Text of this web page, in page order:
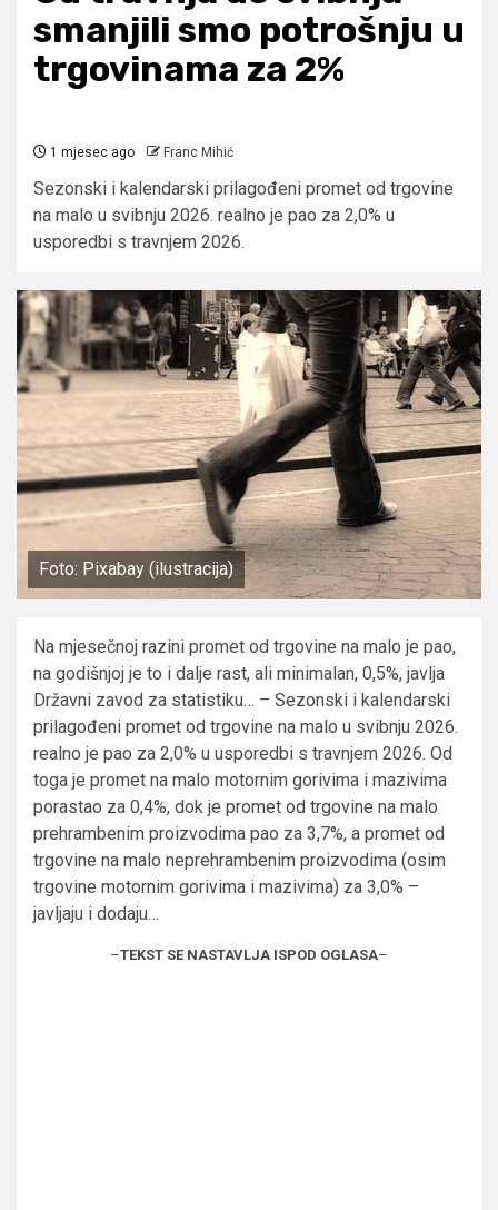
smanjili smo potrošnju u
trgovinama za 2%
1 mjesec ago Franc Mihić
Sezonski i kalendarski prilagođeni promet od trgovine
na malo u svibnju 2026. realno je pao za 2,0% u
usporedbi s travnjem 2026.
Foto: Pixabay (ilustracija)
Na mjesečnoj razini promet od trgovine na malo je pao,
na godišnjoj je to i dalje rast, ali minimalan, 0,5%, javlja
Državni zavod za statistiku… – Sezonski i kalendarski
prilagođeni promet od trgovine na malo u svibnju 2026.
realno je pao za 2,0% u usporedbi s travnjem 2026. Od
toga je promet na malo motornim gorivima i mazivima
porastao za 0,4%, dok je promet od trgovine na malo
prehrambenim proizvodima pao za 3,7%, a promet od
trgovine na malo neprehrambenim proizvodima (osim
trgovine motornim gorivima i mazivima) za 3,0% –
javljaju i dodaju…
–TEKST SE NASTAVLJA ISPOD OGLASA–